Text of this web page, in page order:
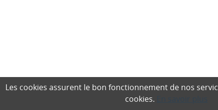
Les cookies assurent le bon fonctionnement de nos
cookies.